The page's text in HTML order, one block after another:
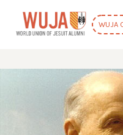
content
WUJA